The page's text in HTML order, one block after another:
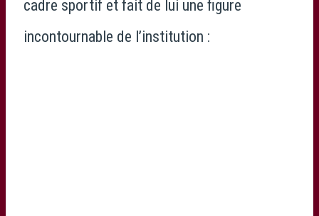
cadre sportif et fait de lui une figure
incontournable de l’institution :